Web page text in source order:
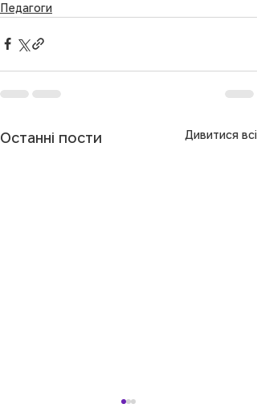
Педагоги
Останні пости Дивитися всі